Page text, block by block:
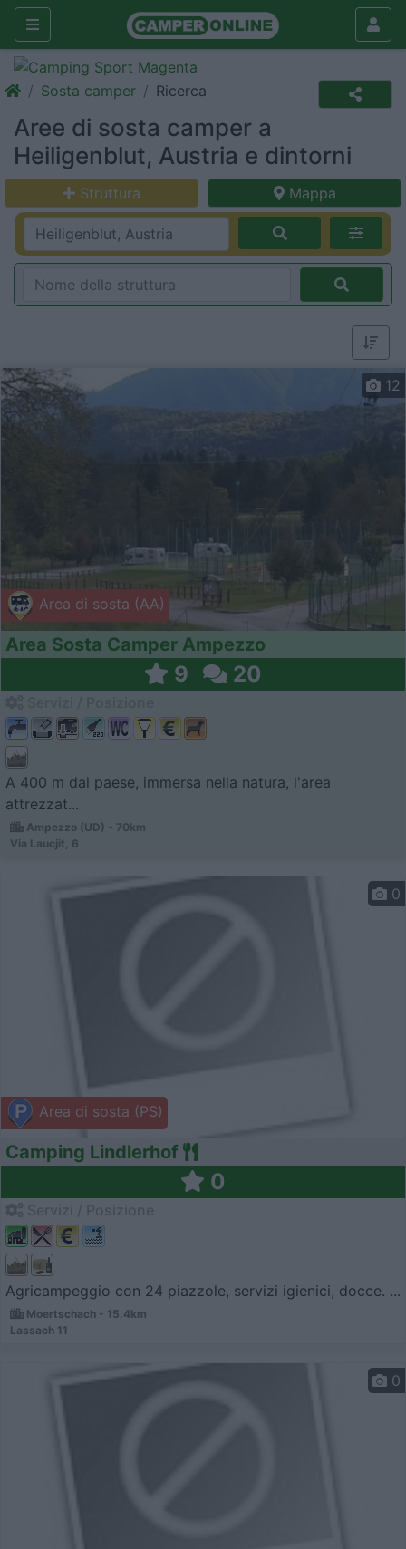
Sosta camper Ricerca
Aree di sosta camper a
Heiligenblut, Austria e dintorni
Struttura Mappa
Area di sosta (AA)
12
Area Sosta Camper Ampezzo
9 20
A 400 m dal paese, immersa nella natura, l'area
attrezzat...
Ampezzo (UD) - 70km
Via Laucjit, 6
Area di sosta (PS)
0
Camping Lindlerhof
0
Agricampeggio con 24 piazzole, servizi igienici, docce. ...
Moertschach - 15.4km
Lassach 11
0